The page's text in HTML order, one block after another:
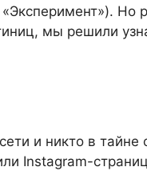
Но
мы решили
и никто в
Instagram-